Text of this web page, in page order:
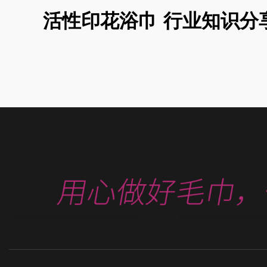
活性印花浴巾 行业知识分